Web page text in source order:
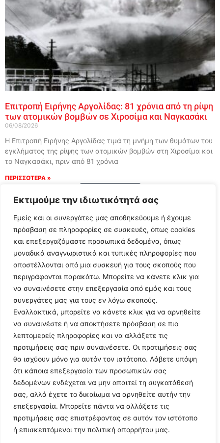
Εκτιμούμε την ιδιωτικότητά σας
Εμείς και οι συνεργάτες μας αποθηκεύουμε ή έχουμε
πρόσβαση σε πληροφορίες σε συσκευές, όπως cookies
και επεξεργαζόμαστε προσωπικά δεδομένα, όπως
μοναδικά αναγνωριστικά και τυπικές πληροφορίες που
αποστέλλονται από μια συσκευή για τους σκοπούς που
περιγράφονται παρακάτω. Μπορείτε να κάνετε κλικ για
να συναινέσετε στην επεξεργασία από εμάς και τους
συνεργάτες μας για τους εν λόγω σκοπούς.
Εναλλακτικά, μπορείτε να κάνετε κλικ για να αρνηθείτε
να συναινέστε ή να αποκτήσετε πρόσβαση σε πιο
λεπτομερείς πληροφορίες και να αλλάξετε τις
προτιμήσεις σας πριν συναινέσετε. Οι προτιμήσεις σας
θα ισχύουν μόνο για αυτόν τον ιστότοπο. Λάβετε υπόψη
ότι κάποια επεξεργασία των προσωπικών σας
δεδομένων ενδέχεται να μην απαιτεί τη συγκατάθεσή
σας, αλλά έχετε το δικαίωμα να αρνηθείτε αυτήν την
επεξεργασία. Μπορείτε πάντα να αλλάξετε τις
προτιμήσεις σας επιστρέφοντας σε αυτόν τον ιστότοπο
ή επισκεπτόμενοι την πολιτική απορρήτου μας.
Επιτροπή Ειρήνης Αργολίδας: 81 χρόνια από τη ρίψη
των ατομικών βομβών σε Χιροσίμα και Ναγκασάκι
06/08/2026
Η Επιτροπή Ειρήνης Αργολίδας τιμά τη μνήμη των θυμάτων του
εγκλήματος της ρίψης των ατομικών βομβών στη Χιροσίμα και
το Ναγκασάκι, πριν από 81 χρόνια
ΠΕΡΙΣΣΟΤΕΡΑ »
Follow Us
© 2024 All Rights Reserved
Η ιστοσελίδαargolikianaptiksi.grείναι πιστοποιημένη στο
ηλεκτρονικό Μητρώο Ηλεκτρονικού Τύπου της ΓΓ Επικοινωνίας
και Ενημέρωσης (Αριθμός ΜΗΤ242062)